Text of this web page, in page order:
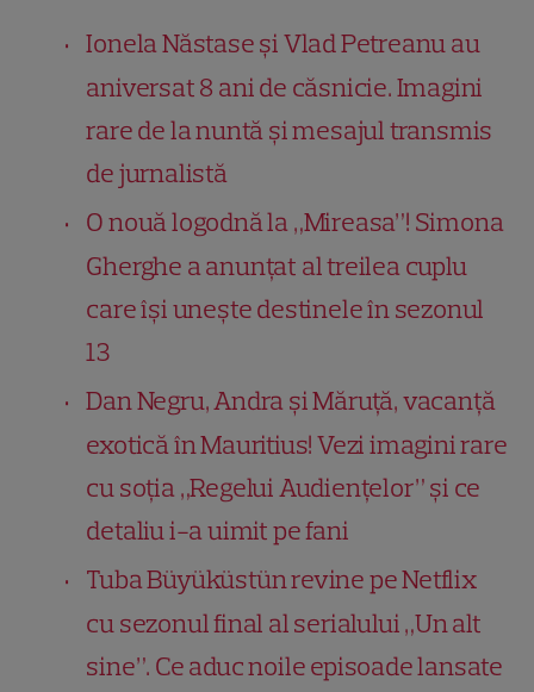
Ionela Năstase și Vlad Petreanu au
aniversat 8 ani de căsnicie. Imagini
rare de la nuntă și mesajul transmis
de jurnalistă
O nouă logodnă la „Mireasa”! Simona
Gherghe a anunțat al treilea cuplu
care își unește destinele în sezonul
13
Dan Negru, Andra și Măruță, vacanță
exotică în Mauritius! Vezi imagini rare
cu soția „Regelui Audiențelor” și ce
detaliu i-a uimit pe fani
Tuba Büyüküstün revine pe Netflix
cu sezonul final al serialului „Un alt
sine”. Ce aduc noile episoade lansate